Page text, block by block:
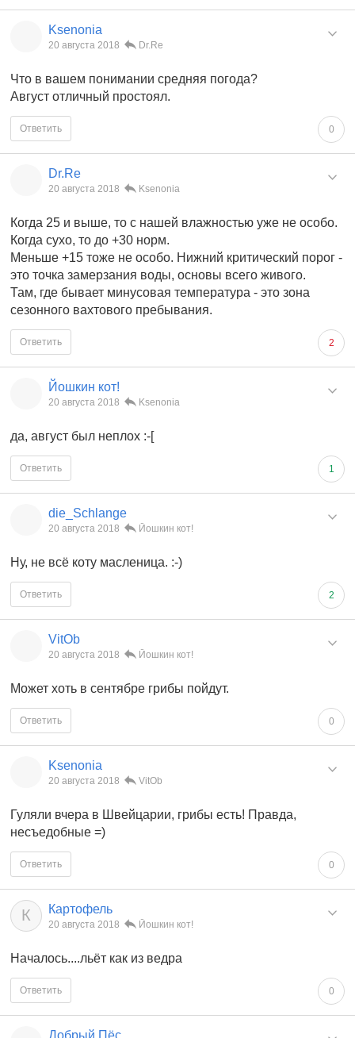
Ksenonia
20 августа 2018 Dr.Re
Что в вашем понимании средняя погода?
Август отличный простоял.
0
Ответить
Dr.Re
20 августа 2018 Ksenonia
Когда 25 и выше, то с нашей влажностью уже не особо.
Когда сухо, то до +30 норм.
Меньше +15 тоже не особо. Нижний критический порог -
это точка замерзания воды, основы всего живого.
Там, где бывает минусовая температура - это зона
сезонного вахтового пребывания.
2
Ответить
Йошкин кот!
20 августа 2018 Ksenonia
да, август был неплох :-[
1
Ответить
die_Schlange
20 августа 2018 Йошкин кот!
Ну, не всё коту масленица. :-)
2
Ответить
VitOb
20 августа 2018 Йошкин кот!
Может хоть в сентябре грибы пойдут.
0
Ответить
Ksenonia
20 августа 2018 VitOb
Гуляли вчера в Швейцарии, грибы есть! Правда,
несъедобные =)
0
Ответить
К Картофель
20 августа 2018 Йошкин кот!
Началось....льёт как из ведра
0
Ответить
Добрый Пёс